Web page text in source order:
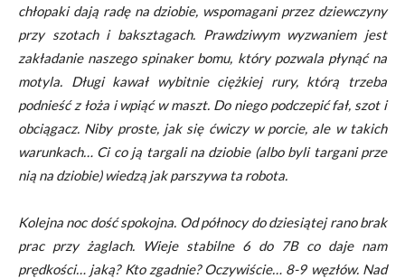
chłopaki dają radę na dziobie, wspomagani przez dziewczyny
przy szotach i baksztagach. Prawdziwym wyzwaniem jest
zakładanie naszego spinaker bomu, który pozwala płynąć na
motyla. Długi kawał wybitnie ciężkiej rury, którą trzeba
podnieść z łoża i wpiąć w maszt. Do niego podczepić fał, szot i
obciągacz. Niby proste, jak się ćwiczy w porcie, ale w takich
warunkach… Ci co ją targali na dziobie (albo byli targani prze
nią na dziobie) wiedzą jak parszywa ta robota.
Kolejna noc dość spokojna. Od północy do dziesiątej rano brak
prac przy żaglach. Wieje stabilne 6 do 7B co daje nam
prędkości… jaką? Kto zgadnie? Oczywiście… 8-9 węzłów. Nad